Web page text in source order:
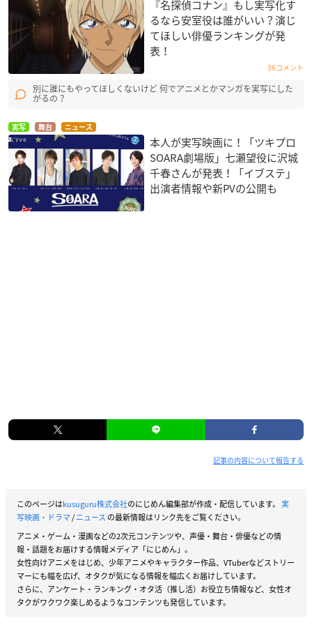
『名探偵コナン』もし実写化す
るなら安室役は誰がいい？演じ
てほしい俳優ランキングが発
表！
36コメント
別に誰にもやってほしくないけど 何でアニメとかマンガを実写にした
がるの？
実写 舞台 ニュース
本人が実写映画に！「ツキプロ
SOARA劇場版」七瀬望役に沢城
千春さんが発表！「イブステ」
出演者情報や新PVの公開も
記事の内容について報告する
このページはkusuguru株式会社のにじめん編集部が作成・配信しています。 実
写映画・ドラマ/ニュース の最新情報はリンク先をご覧ください。
アニメ・ゲーム・漫画などの2次元コンテンツや、声優・舞台・俳優などの情
報・話題をお届けする情報メディア「にじめん」。
女性向けアニメをはじめ、少年アニメやキャラクター作品、VTuberなどストリー
マーにも幅を広げ、オタクが気になる情報を幅広くお届けしています。
さらに、アンケート・ランキング・オタ活（推し活）お役立ち情報など、女性オ
タクがワクワク楽しめるようなコンテンツも発信しています。